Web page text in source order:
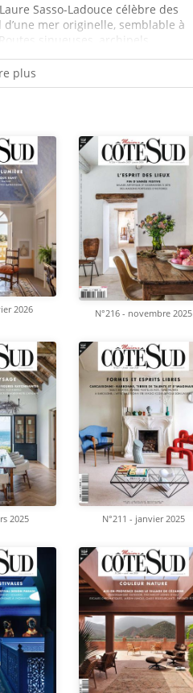
Sasso-Ladouce célèbre des
mer originelle, semblable à
sinueuses, archipels...
plus
2026 N°216 - novembre 2025
2025 N°211 - janvier 2025